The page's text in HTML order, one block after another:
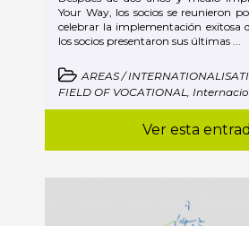
Your Way, los socios se reunieron
celebrar la implementación exitosa
los socios presentaron sus últimas ...
AREAS /
FIELD OF VOCATIONAL,
Ver esta